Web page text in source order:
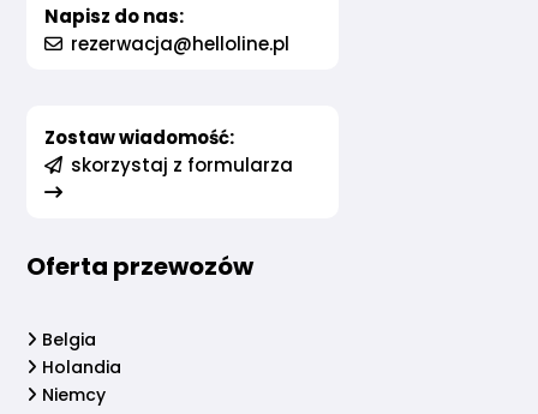
Napisz do nas:
rezerwacja@helloline.pl
Zostaw wiadomość:
skorzystaj z formularza
Oferta przewozów
Belgia
Holandia
Niemcy